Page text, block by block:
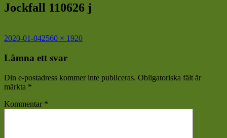
Jockfall 110626 j
Postat
2020-01-04Full
2560 × 1920
Lämna ett svar
Din e-postadress kommer inte publiceras. Obligatoriska fält är
märkta *
Kommentar *